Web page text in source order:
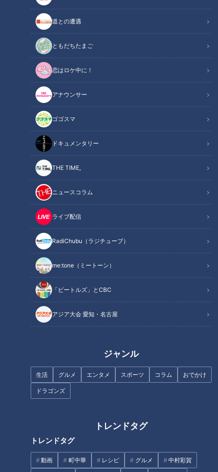
道との遭遇
ともだちたまご
恋はロケ中に！
アナウンサー
ゴゴスマ
ドキュメンタリー
THE TIME,
ニュースコラム
ライブ配信
RadiChubu（ラジチューブ）
me:tone（ミートーン）
「ビートルズ」とCBC
アジア大会 愛知・名古屋
ジャンル
生活 グルメ エンタメ スポーツ コラム おでかけ
ドラゴンズ
トレンドタグ
トレンドタグ
動画 町中華 レシピ グルメ 中村彩賀
チャント！
「チャント！」特集
毎日のお料理、包丁を正しく使えていますか？実は、包丁の使
い方ひとつでお料理のおいしさがアップするんです！視聴者か
ら届いた「包丁って押して切る？引いて切る？」というギモン
を「ちょいと解決しましょう課」で、中山真希調査員（以下、
中山調査員）が調べました。
関連リンク
【動画】切り方で見た目も味も変わる！プロが
刃物産地で調査開始！「包丁の種類や食材によって違う」
「和包丁・洋包丁・三徳包丁」それぞれの特徴とは…？
硬いものは押し切り、柔らかいものは引き切りが基本
切れ味のいい包丁で繊維に沿って切るとうま味アップ！
オススメ関連コンテンツ
刃物産地で調査開始！「包丁の種類や食材によっ
て違う」
CBCテレビ：画像『チャント！』